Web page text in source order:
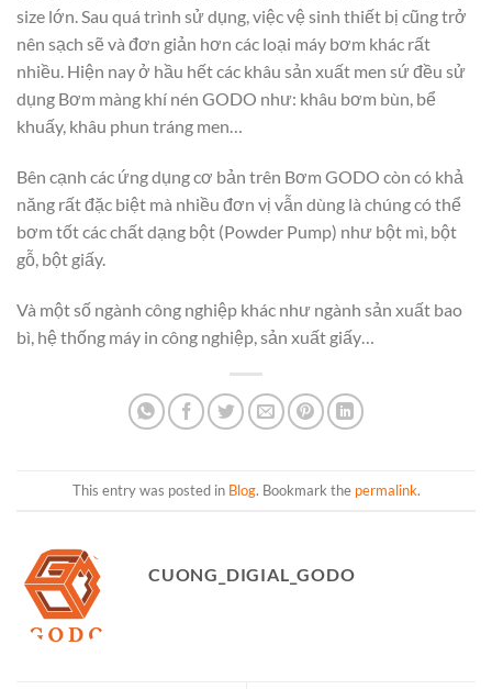
size lớn. Sau quá trình sử dụng, việc vệ sinh thiết bị cũng trở
nên sạch sẽ và đơn giản hơn các loại máy bơm khác rất
nhiều. Hiện nay ở hầu hết các khâu sản xuất men sứ đều sử
dụng Bơm màng khí nén GODO như: khâu bơm bùn, bể
khuấy, khâu phun tráng men…
Bên cạnh các ứng dụng cơ bản trên Bơm GODO còn có khả
năng rất đặc biệt mà nhiều đơn vị vẫn dùng là chúng có thể
bơm tốt các chất dạng bột (Powder Pump) như bột mì, bột
gỗ, bột giấy.
Và một số ngành công nghiệp khác như ngành sản xuất bao
bì, hệ thống máy in công nghiệp, sản xuất giấy…
This entry was posted in Blog. Bookmark the permalink.
CUONG_DIGIAL_GODO